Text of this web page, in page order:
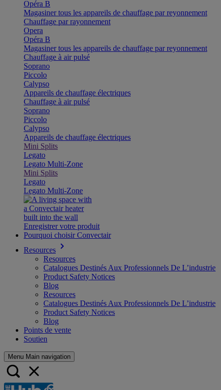
Opéra B
Magasiner tous les appareils de chauffage par reyonnement
Chauffage par rayonnement
Opera
Opéra B
Magasiner tous les appareils de chauffage par reyonnement
Chauffage à air pulsé
Soprano
Piccolo
Calypso
Appareils de chauffage électriques
Chauffage à air pulsé
Soprano
Piccolo
Calypso
Appareils de chauffage électriques
Mini Splits
Legato
Legato Multi-Zone
Mini Splits
Legato
Legato Multi-Zone
Enregistrer votre produit
Pourquoi choisir Convectair
Resources
Resources
Catalogues Destinés Aux Professionnels De L’industrie
Product Safety Notices
Blog
Resources
Catalogues Destinés Aux Professionnels De L’industrie
Product Safety Notices
Blog
Points de vente
Soutien
Menu Main navigation